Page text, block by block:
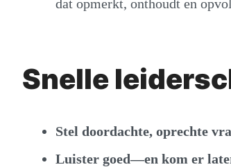
dat opmerkt, onthoudt en
Snelle
Stel doordachte, oprechte
Luister goed—en kom er